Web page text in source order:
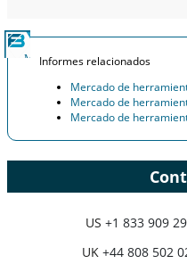
Informes relacionados
Mercado de
Mercado de
Mercado de
US +1 833 909
UK +44 808 502